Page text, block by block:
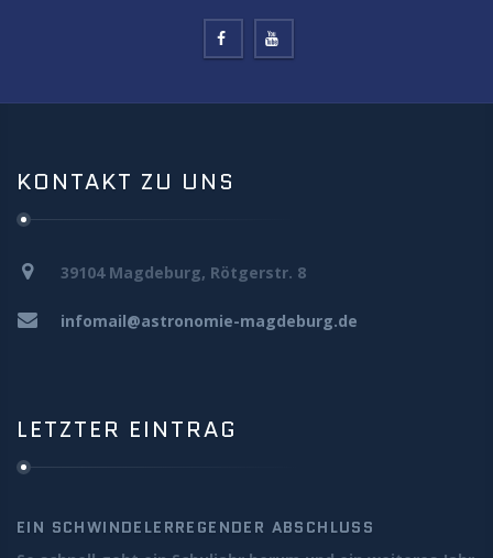
KONTAKT ZU UNS
39104 Magdeburg, Rötgerstr. 8
infomail@astronomie-magdeburg.de
LETZTER EINTRAG
EIN SCHWINDELERREGENDER ABSCHLUSS